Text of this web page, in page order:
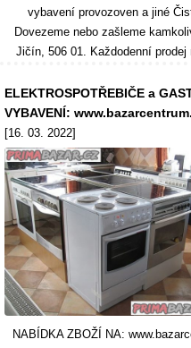
vybavení provozoven a jiné
Dovezeme nebo zašleme
Jičín, 506 01. Každodenní
ELEKTROSPOTŘEBIČE a
VYBAVENÍ:
[16. 03. 2022]
NABÍDKA ZBOŽÍ NA: